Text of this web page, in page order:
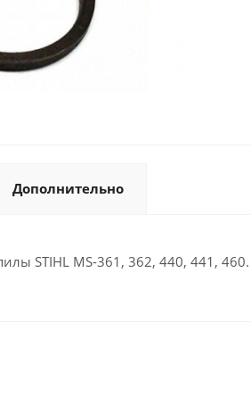
Дополнительно
STIHL MS-361, 362, 440, 441,